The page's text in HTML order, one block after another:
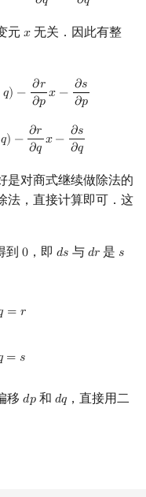
元 𝑥
x 无关．因此有整
𝑞) − 𝜕𝑟
𝜕𝑝𝑥 − 𝜕𝑠
𝜕𝑝
∂ px−
𝑞) − 𝜕𝑟
𝜕𝑞𝑥− 𝜕𝑠
𝜕𝑞
∂ qx−
是对商式继续做除法的
法，直接计算即可．这
到0
0 ，即𝑑𝑠
ds 与 𝑑𝑟
dr 是 𝑠
s
= 𝑟
= 𝑠
移𝑑𝑝
dp和 𝑑𝑞
dq，直接用二